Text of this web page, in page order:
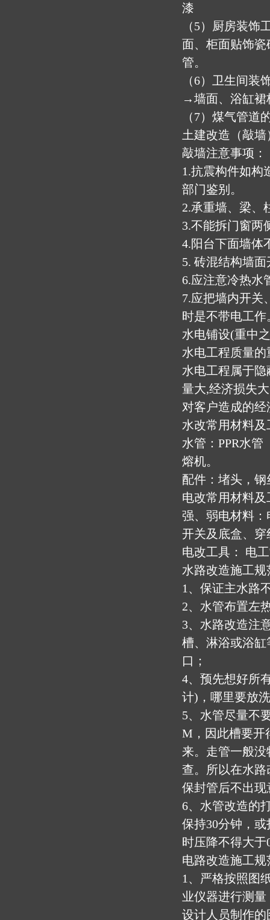
漆
（5）厨房装
面、柜面贴饰
管。
（6）卫生间
→墙面、浴缸
（7）煤气管
土建改造（敲墙
敲墙注意事项：
1.抗震构件如构
部门鉴别。
2.承重墙、梁、
3.不能拆门窗两
4.阳台下面墙体
5. 砖混结构墙
6.应注意冷热水
7.应把墙内开关
时是不带电工作
水电铺设(重中
水电工程质量的
水电工程属于
量大,经济损失
对客户造成的
水改常用材料及
水管：PPR水管
熔机。
配件：堵头，
电改常用材料及
强、弱电材料
开关及底盒、
电改工具： 电
水路改造施工规
1、保证主水路
2、水管布置左
3、水路改造注
槽、淋浴或浴
口；
4、预先想好所
计)，哪里要放
5、水管尽量不
M，因此槽要开
来。走管一般
查。所以在水
保封管后不出现
6、水管改造的
保持30分钟，
时压降不得大于
电路改造施工规
1、严格按照图
业仪器进行测
设计人员制作